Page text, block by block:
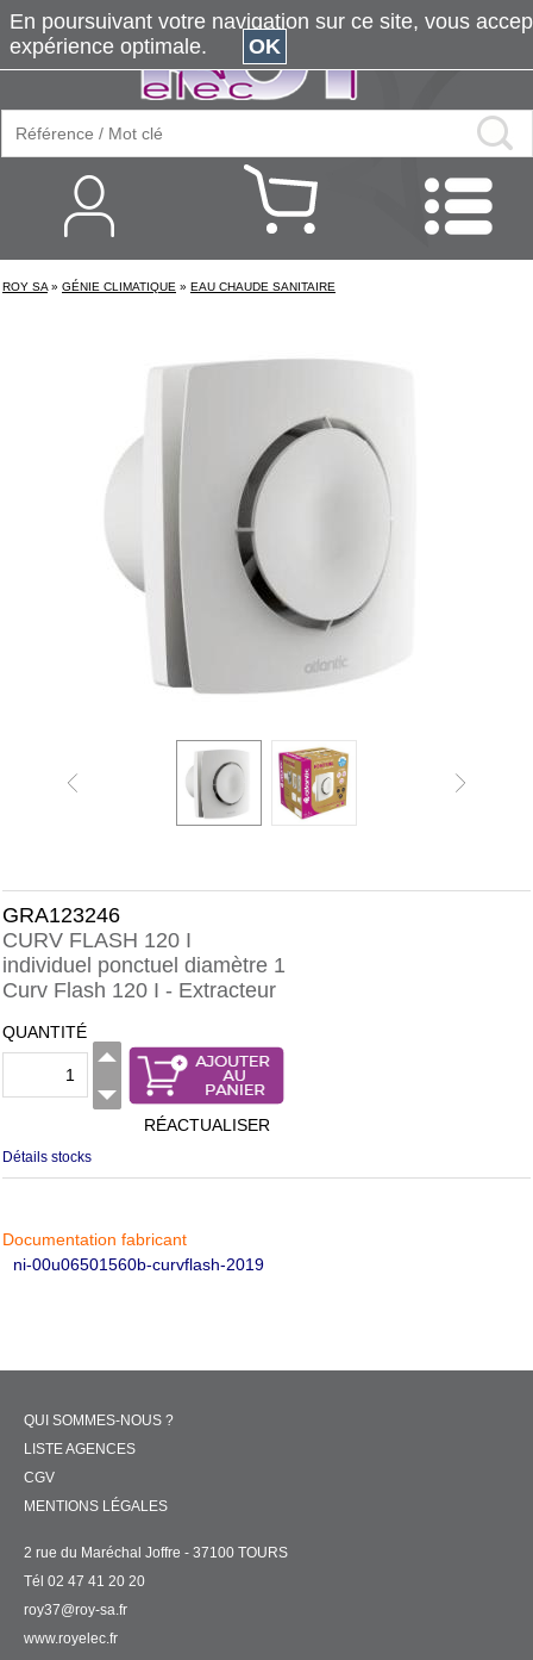
ROY SA » GÉNIE CLIMATIQUE » EAU CHAUDE SANITAIRE
GRA123246
CURV FLASH 120 I
individuel ponctuel diamètre 1
Curv Flash 120 I - Extracteur
QUANTITÉ
RÉACTUALISER
Détails stocks
Documentation fabricant
ni-00u06501560b-curvflash-2019
QUI SOMMES-NOUS ?
LISTE AGENCES
CGV
MENTIONS LÉGALES
2 rue du Maréchal Joffre - 37100 TOURS
Tél 02 47 41 20 20
roy37@roy-sa.fr
www.royelec.fr
En poursuivant votre navigation sur ce site, vous
expérience optimale.
OK